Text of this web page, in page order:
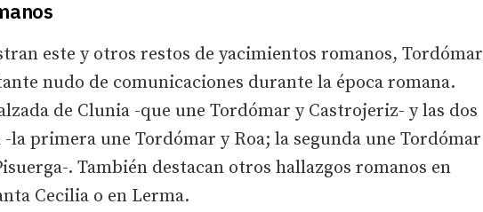
este y otros restos de yacimientos romanos, Tordómar
nudo de comunicaciones durante la época romana.
de Clunia -que une Tordómar y Castrojeriz- y las dos
-la primera une Tordómar y Roa; la segunda une Tordómar
. También destacan otros hallazgos romanos en
Cecilia o en Lerma.